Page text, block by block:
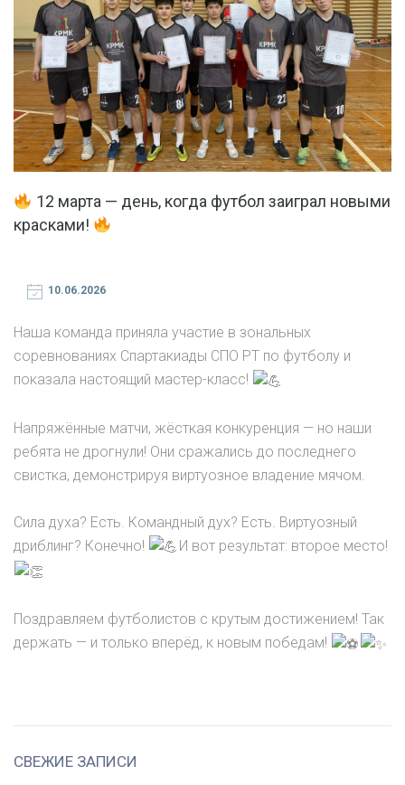
12 марта — день, когда футбол заиграл новыми
красками!
10.06.2026
Наша команда приняла участие в зональных
соревнованиях Спартакиады СПО РТ по футболу и
показала настоящий мастер-класс!
Напряжённые матчи, жёсткая конкуренция — но наши
ребята не дрогнули! Они сражались до последнего
свистка, демонстрируя виртуозное владение мячом.
Сила духа? Есть. Командный дух? Есть. Виртуозный
дриблинг? Конечно!
И вот результат: второе место!
Поздравляем футболистов с крутым достижением! Так
держать — и только вперёд, к новым победам!
СВЕЖИЕ ЗАПИСИ